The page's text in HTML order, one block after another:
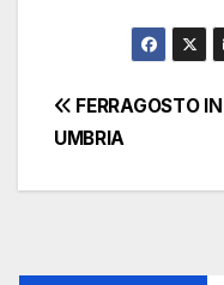
FERRAGOSTO IN
UMBRIA